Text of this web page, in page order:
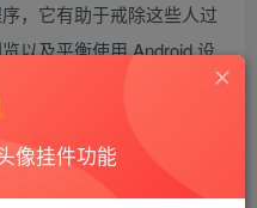
，它有助于戒除这些人过
以及平衡使用 Android 设
工作方式是你首先拥有没有
并通过手机和社交网络减
一棵树，您将逐渐成为大
当，林木会随着时间的推
像挂件功能